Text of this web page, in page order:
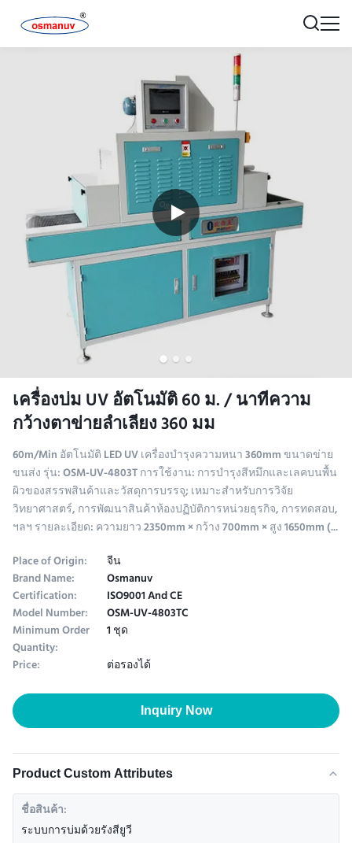
เครื่องบ่ม UV อัตโนมัติ 60 ม. / นาทีความ
กว้างตาข่ายลำเลียง 360 มม
60m/Min อัตโนมัติ LED UV เครื่องบํารุงความหนา 360mm ขนาดข่าย
ขนส่ง รุ่น: OSM-UV-4803T การใช้งาน: การบํารุงสีหมึกและเลคบนพื้น
ผิวของสรรพสินค้าและวัสดุการบรรจุ; เหมาะสําหรับการวิจัย
วิทยาศาสตร์, การพัฒนาสินค้าห้องปฏิบัติการหน่วยธุรกิจ, การทดสอบ,
ฯลฯ รายละเอียด: ความยาว 2350mm × กว้าง 700mm × สูง 1650mm (...
Place of Origin:
จีน
Brand Name: Osmanuv
Certification: ISO9001 And CE
Model Number: OSM-UV-4803TC
Minimum Order
Quantity:
1 ชุด
Price:
ต่อรองได้
Inquiry Now
Product Custom Attributes
ชื่อสินค้า:
ระบบการบ่มด้วยรังสียูวี